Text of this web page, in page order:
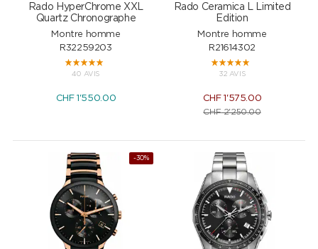
Rado HyperChrome XXL
Quartz Chronographe
Montre homme
R32259203
40 AVIS
CHF1'550.00
Rado Ceramica L Limited
Edition
Montre homme
R21614302
32 AVIS
CHF1'575.00
CHF2'250.00
-30%